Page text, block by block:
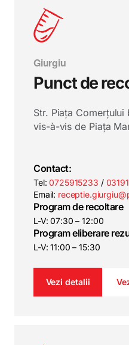
Giurgiu
Punct de
Str. Piața
vis-à-vis de Piața
Contact:
Tel:0725915233 /
Email:
Program de recoltare
L-V: 07:30 – 12:00
Program eliberare
L-V: 11:00 – 15:30
Vezi detalii